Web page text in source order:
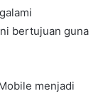
bertujuan guna
menjadi